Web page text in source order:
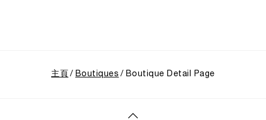
主頁 Boutiques Boutique Detail Page